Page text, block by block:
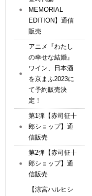
MEMORIAL
EDITION】通信
販売
アニメ『わたし
の幸せな結婚』
ワイン、日本酒
を京まふ2023に
て予約販売決
定！
第1弾【赤司征十
郎ショップ】通
信販売
第2弾【赤司征十
郎ショップ】通
信販売
【涼宮ハルヒシ